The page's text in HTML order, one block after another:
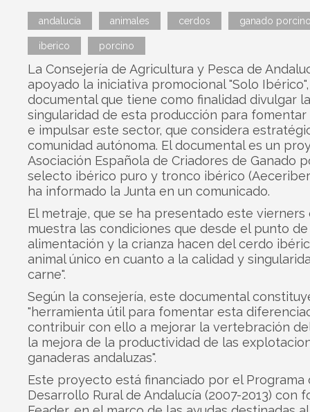
andalucía animales cerdos ganado
iberico porcino
La Consejería de Agricultura y Pesca de
apoyado la iniciativa promocional "Solo
documental que tiene como finalidad divulgar la
singularidad de esta producción para fomentar
e impulsar este sector, que considera
comunidad autónoma. El documental es un
Asociación Española de Criadores de Ganado
selecto ibérico puro y tronco ibérico
ha informado la Junta en un comunicado.
El metraje, que se ha presentado este vierners
muestra las condiciones que desde el punto
alimentación y la crianza hacen del cerdo
animal único en cuanto a la calidad y
carne".
Según la consejería, este documental
"herramienta útil para fomentar esta
contribuir con ello a mejorar la vertebración
la mejora de la productividad de las
ganaderas andaluzas".
Este proyecto está financiado por el Programa
Desarrollo Rural de Andalucía (2007-2013) con